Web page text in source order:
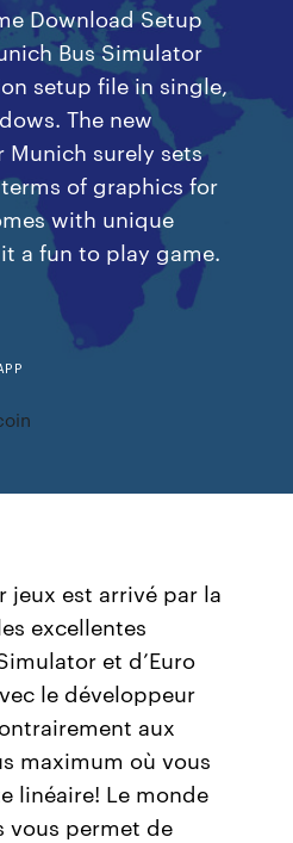
Download Setup
Bus Simulator
setup file in single,
The new
surely sets
of graphics for
with unique
a fun to play game.
jeux est arrivé par la
excellentes
et d’Euro
le développeur
aux
maximum où vous
linéaire! Le monde
vous permet de